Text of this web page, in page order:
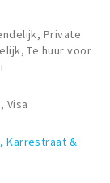
Private
Te huur voor
Visa
Karrestraat &